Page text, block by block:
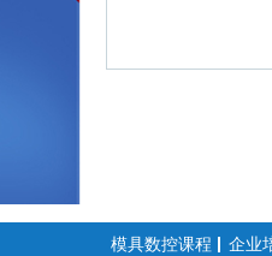
模具数控课程 企业